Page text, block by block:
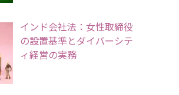
インド会社法：女性取締役
の設置基準とダイバーシテ
ィ経営の実務